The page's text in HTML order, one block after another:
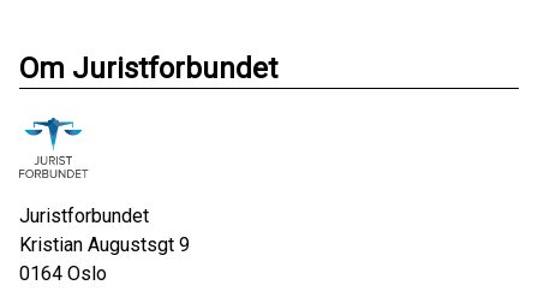
Om Juristforbundet
Juristforbundet
Kristian Augustsgt 9
0164 Oslo